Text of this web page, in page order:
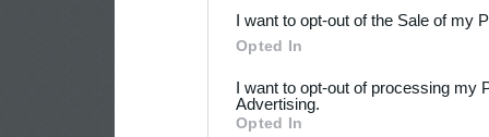
I want to opt-out of the Sale of my
Opted In
I want to opt-out of processing my
Advertising.
Opted In